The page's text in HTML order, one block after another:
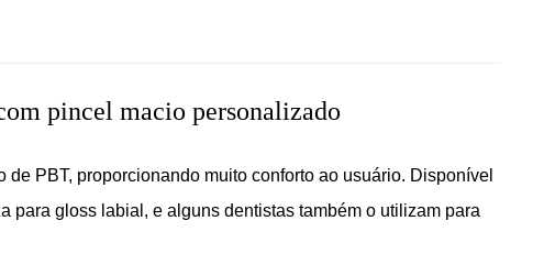
pincel macio personalizado
PBT, proporcionando muito conforto ao usuário. Disponível
para gloss labial, e alguns dentistas também o utilizam para